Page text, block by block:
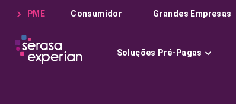
PME Consumidor Grandes Empresas
Soluções Pré-Pagas